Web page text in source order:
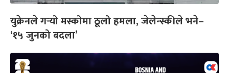
युक्रेनले गर्‍यो मस्कोमा ठूलो हमला, जेलेन्स्कीले भने–
‘१५ जुनको बदला’